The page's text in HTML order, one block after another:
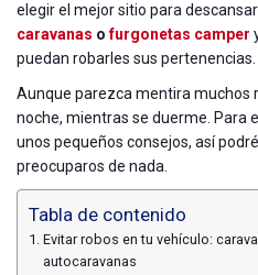
elegir el mejor sitio para
caravanas ofurgonetas camper
puedan robarles sus pertenencias.
Aunque parezca mentira muchos
noche, mientras se duerme. Para
unos pequeños consejos, así
preocuparos de nada.
Tabla de contenido
Evitar robos en tu vehículo:
autocaravanas